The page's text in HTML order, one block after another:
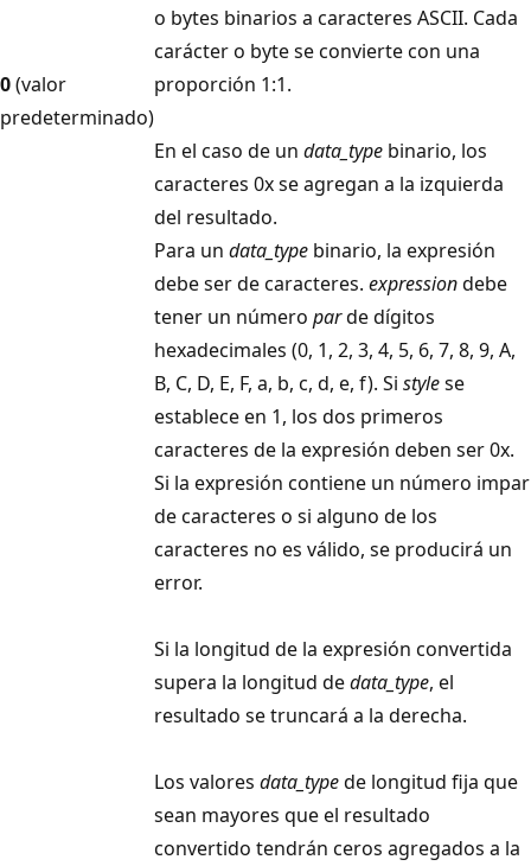
0(valor
predeterminado)
o bytes binarios a caracteres ASCII. Cada
carácter o byte se convierte con una
proporción 1:1.
En el caso de un data_type binario, los
caracteres 0x se agregan a la izquierda
del resultado.
Para un data_type binario, la expresión
debe ser de caracteres. expressiondebe
tener un número parde dígitos
hexadecimales (0, 1, 2, 3, 4, 5, 6, 7, 8, 9, A,
B, C, D, E, F, a, b, c, d, e, f). Si stylese
establece en 1, los dos primeros
caracteres de la expresión deben ser 0x.
Si la expresión contiene un número impar
de caracteres o si alguno de los
caracteres no es válido, se producirá un
error.
Si la longitud de la expresión convertida
supera la longitud dedata_type, el
resultado se truncará a la derecha.
Los valores data_typede longitud fija que
sean mayores que el resultado
convertido tendrán ceros agregados a la